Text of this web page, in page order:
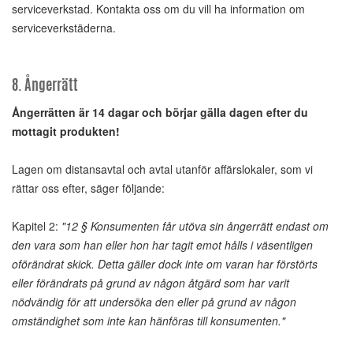
serviceverkstad. Kontakta oss om du vill ha information om
serviceverkstäderna.
8. Ångerrätt
Ångerrätten är 14 dagar och börjar gälla dagen efter du
mottagit produkten!
Lagen om distansavtal och avtal utanför affärslokaler, som vi
rättar oss efter, säger följande:
Kapitel 2: "12 § Konsumenten får utöva sin ångerrätt endast om
den vara som han eller hon har tagit emot hålls i väsentligen
oförändrat skick. Detta gäller dock inte om varan har förstörts
eller förändrats på grund av någon åtgärd som har varit
nödvändig för att undersöka den eller på grund av någon
omständighet som inte kan hänföras till konsumenten."